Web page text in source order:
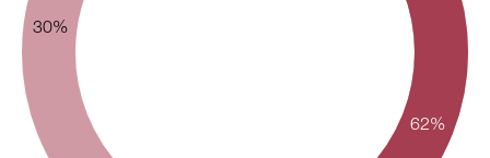
30%
62%